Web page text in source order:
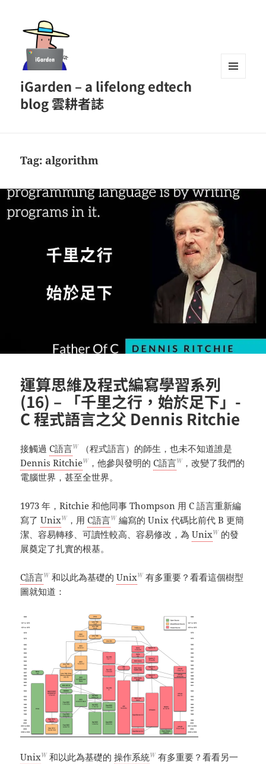
iGarden – a lifelong edtech
blog 雲耕者誌
Tag: algorithm
運算思維及程式編寫學習系列
(16) – 「千里之行，始於足下」-
C 程式語言之父 Dennis Ritchie
接觸過C語言W
（程式語言）的師生，也未不知道誰是
Dennis RitchieW ，他參與發明的C語言W ，改變了我們的
電腦世界，甚至全世界。
1973 年，Ritchie 和他同事 Thompson 用 C 語言重新編
寫了UnixW ，用C語言W 編寫的 Unix 代碼比前代 B 更簡
潔、容易轉移、可讀性較高、容易修改，為UnixW 的發
展奠定了扎實的根基。
C語言W 和以此為基礎的UnixW 有多重要？看看這個樹型
圖就知道：
UnixW 和以此為基礎的操作系統W 有多重要？看看另一